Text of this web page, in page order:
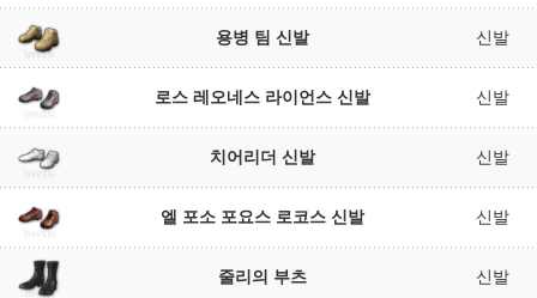
용병 팀 신발 신발
로스 레오네스 라이언스 신발 신발
치어리더 신발 신발
엘 포소 포요스 로코스 신발 신발
줄리의 부츠 신발